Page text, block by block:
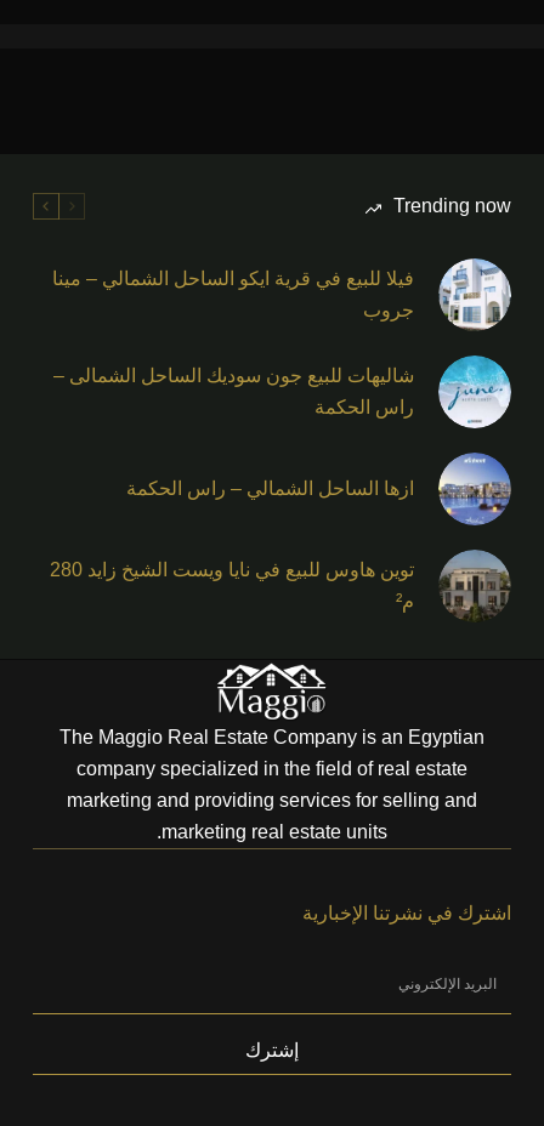
Trending now
فيلا للبيع في قرية ايكو الساحل الشمالي – مينا
جروب
شاليهات للبيع جون سوديك الساحل الشمالى –
راس الحكمة
ازها الساحل الشمالي – راس الحكمة
توين هاوس للبيع في نايا ويست الشيخ زايد 280
م²
The Maggio Real Estate Company is an Egyptian
company specialized in the field of real estate
marketing and providing services for selling and
marketing real estate units.
اشترك في نشرتنا الإخبارية
إشترك